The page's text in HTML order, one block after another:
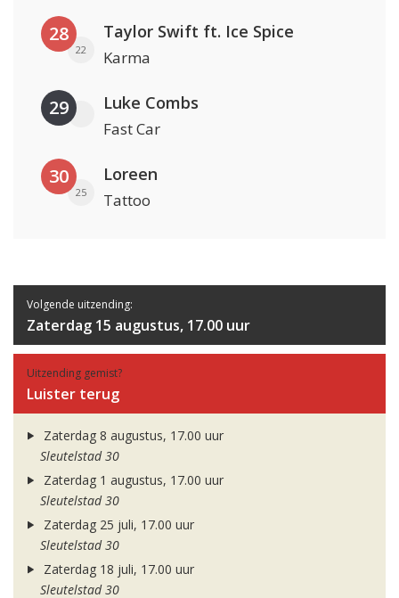
28
22
Taylor Swift ft. Ice Spice
Karma
29 Luke Combs
Fast Car
30
25
Loreen
Tattoo
Volgende uitzending:
Zaterdag 15 augustus, 17.00 uur
Uitzending gemist?
Luister terug
Zaterdag 8 augustus, 17.00 uur
Sleutelstad 30
Zaterdag 1 augustus, 17.00 uur
Sleutelstad 30
Zaterdag 25 juli, 17.00 uur
Sleutelstad 30
Zaterdag 18 juli, 17.00 uur
Sleutelstad 30